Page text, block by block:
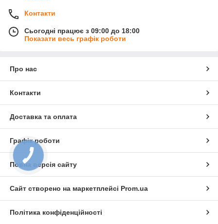
Контакти
Сьогодні працює з 09:00 до 18:00
Показати весь графік роботи
Про нас
Контакти
Доставка та оплата
Графік роботи
Повна версія сайту
Сайт створено на маркетплейсі Prom.ua
Політика конфіденційності
КНОПКА
ЗВ'ЯЗКУ